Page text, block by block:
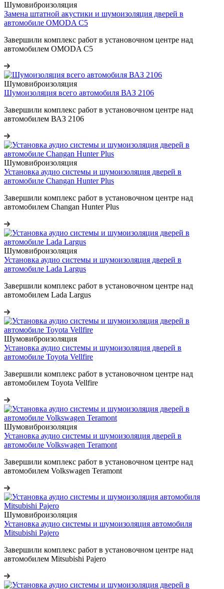
Шумовиброизоляция
Замена штатной акустики и шумоизоляция дверей в
автомобиле OMODA C5
Завершили комплекс работ в установочном центре над
автомобилем OMODA C5
Шумовиброизоляция
Шумоизоляция всего автомобиля ВАЗ 2106
Завершили комплекс работ в установочном центре над
автомобилем ВАЗ 2106
Шумовиброизоляция
Установка аудио системы и шумоизоляция дверей в
автомобиле Changan Hunter Plus
Завершили комплекс работ в установочном центре над
автомобилем Changan Hunter Plus
Шумовиброизоляция
Установка аудио системы и шумоизоляция дверей в
автомобиле Lada Largus
Завершили комплекс работ в установочном центре над
автомобилем Lada Largus
Шумовиброизоляция
Установка аудио системы и шумоизоляция дверей в
автомобиле Toyota Vellfire
Завершили комплекс работ в установочном центре над
автомобилем Toyota Vellfire
Шумовиброизоляция
Установка аудио системы и шумоизоляция дверей в
автомобиле Volkswagen Teramont
Завершили комплекс работ в установочном центре над
автомобилем Volkswagen Teramont
Шумовиброизоляция
Установка аудио системы и шумоизоляция автомобиля
Mitsubishi Pajero
Завершили комплекс работ в установочном центре над
автомобилем Mitsubishi Pajero